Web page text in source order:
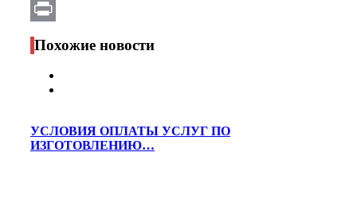
Email
Print
Похожие новости
УСЛОВИЯ ОПЛАТЫ УСЛУГ ПО
ИЗГОТОВЛЕНИЮ…